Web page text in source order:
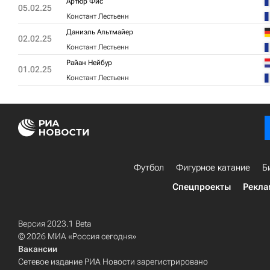
05.02.25
Констант Лестьенн
02.02.25
Даниэль Альтмайер
Констант Лестьенн
01.02.25
Райан Нейбур
Констант Лестьенн
Футбол Фигурное катание
Спецпроекты
Версия 2023.1 Beta
© 2026 МИА «Россия сегодня»
Вакансии
Сетевое издание РИА Новости зарегистрировано